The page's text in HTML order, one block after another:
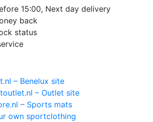
15:00, Next day delivery
back
status
– Benelux site
– Outlet site
– Sports mats
own sportclothing